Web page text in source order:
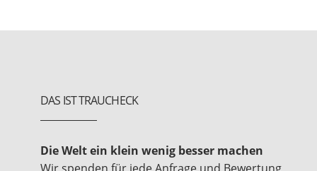
DAS IST TRAUCHECK
Die Welt ein klein wenig besser machen